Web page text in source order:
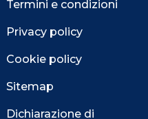
Termini e condizioni
Privacy policy
Cookie policy
Sitemap
Dichiarazione di